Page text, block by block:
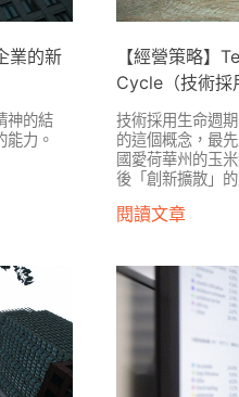
業的新
神的結
能力。
【經營策略】
Cycle（技術採
技術採用生命週
的這個概念，最
國愛荷華州的玉
後「創新擴散」
閱讀文章